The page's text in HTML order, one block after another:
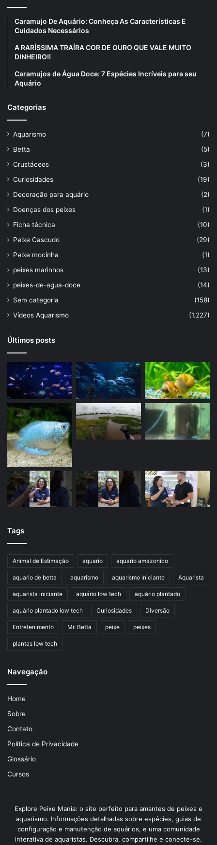
Caramujo De Aquário: Conheça As Características E
Cuidados Necessários
A RARÍSSIMA TRAÍRA COR DE OURO QUE VALE MUITO
DINHEIRO!!
Caramujos de Água Doce: 7 Espécies Incríveis para seu
Aquário
Categorias
Aquarismo
(7)
Betta
(5)
Crustáceos
(3)
Curiosidades
(19)
Decoração para aquário
(2)
Doenças dos peixes
(1)
Ficha técnica
(10)
Peixe Cascudo
(29)
Peixe mocinha
(1)
peixes marinhos
(13)
peixes-de-agua-doce
(14)
Sem categoria
(158)
Vídeos Aquarismo
(1.227)
Últimos posts
Tags
Animal de Estimação aquario aquario amazonico
aquario de betta aquarismo aquarismo iniciante Aquarista
aquarista iniciante aquário low tech aquário plantado
aquário plantado low tech Curiosidades Diversão
Entretenimento Mr. Betta peixe peixes
plantas low tech
Navegação
Home
Sobre
Contato
Política de Privacidade
Glossário
Cursos
Explore Peixe Mania: o site perfeito para amantes de peixes e
aquarismo. Informações detalhadas sobre espécies, guias de
configuração e manutenção de aquários, e uma comunidade
interativa de aquaristas. Descubra, compartilhe e conecte-se.